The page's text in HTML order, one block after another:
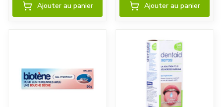
Ajouter au panier Ajouter au panier